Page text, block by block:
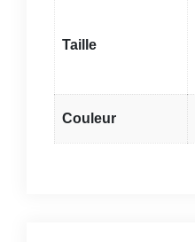
Taille
Couleur